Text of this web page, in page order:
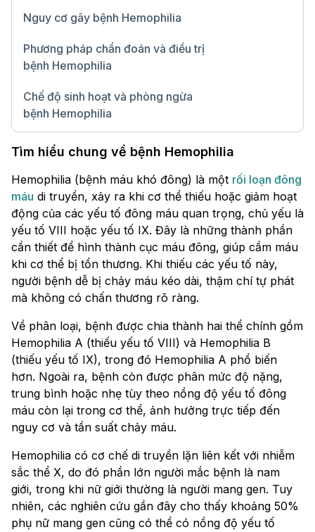
Nguy cơ gây bệnh Hemophilia
Phương pháp chẩn đoán và điều trị
bệnh Hemophilia
Chế độ sinh hoạt và phòng ngừa
bệnh Hemophilia
Tìm hiểu chung về bệnh Hemophilia
Hemophilia (bệnh máu khó đông) là một rối loạn đông
máu di truyền, xảy ra khi cơ thể thiếu hoặc giảm hoạt
động của các yếu tố đông máu quan trọng, chủ yếu là
yếu tố VIII hoặc yếu tố IX. Đây là những thành phần
cần thiết để hình thành cục máu đông, giúp cầm máu
khi cơ thể bị tổn thương. Khi thiếu các yếu tố này,
người bệnh dễ bị chảy máu kéo dài, thậm chí tự phát
mà không có chấn thương rõ ràng.
Về phân loại, bệnh được chia thành hai thể chính gồm
Hemophilia A (thiếu yếu tố VIII) và Hemophilia B
(thiếu yếu tố IX), trong đó Hemophilia A phổ biến
hơn. Ngoài ra, bệnh còn được phân mức độ nặng,
trung bình hoặc nhẹ tùy theo nồng độ yếu tố đông
máu còn lại trong cơ thể, ảnh hưởng trực tiếp đến
nguy cơ và tần suất chảy máu.
Hemophilia có cơ chế di truyền lặn liên kết với nhiễm
sắc thể X, do đó phần lớn người mắc bệnh là nam
giới, trong khi nữ giới thường là người mang gen. Tuy
nhiên, các nghiên cứu gần đây cho thấy khoảng 50%
phụ nữ mang gen cũng có thể có nồng độ yếu tố